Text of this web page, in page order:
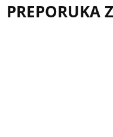
PREPORUKA